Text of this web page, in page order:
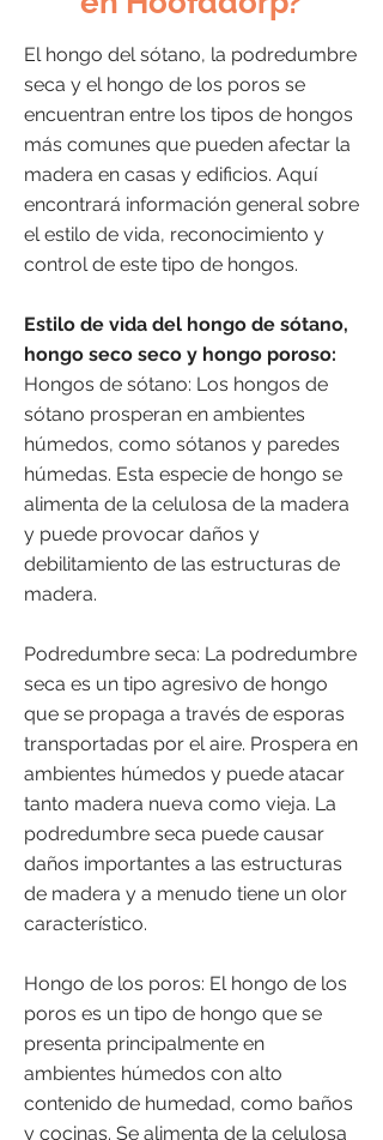
El hongo del sótano, la podredumbre
seca y el hongo de los poros se
encuentran entre los tipos de hongos
más comunes que pueden afectar la
madera en casas y edificios. Aquí
encontrará información general sobre
el estilo de vida, reconocimiento y
control de este tipo de hongos.
Estilo de vida del hongo de sótano,
hongo seco seco y hongo poroso:
Hongos de sótano: Los hongos de
sótano prosperan en ambientes
húmedos, como sótanos y paredes
húmedas. Esta especie de hongo se
alimenta de la celulosa de la madera
y puede provocar daños y
debilitamiento de las estructuras de
madera.
Podredumbre seca: La podredumbre
seca es un tipo agresivo de hongo
que se propaga a través de esporas
transportadas por el aire. Prospera en
ambientes húmedos y puede atacar
tanto madera nueva como vieja. La
podredumbre seca puede causar
daños importantes a las estructuras
de madera y a menudo tiene un olor
característico.
Hongo de los poros: El hongo de los
poros es un tipo de hongo que se
presenta principalmente en
ambientes húmedos con alto
contenido de humedad, como baños
y cocinas. Se alimenta de la celulosa